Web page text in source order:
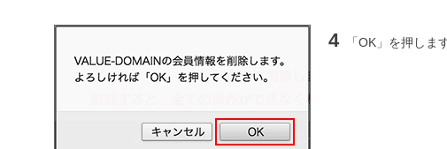
4 「OK」を押しま